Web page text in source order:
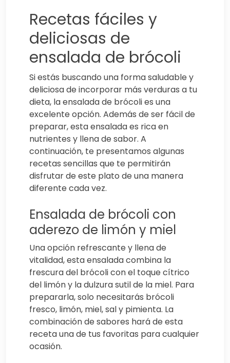
Recetas fáciles y
deliciosas de
ensalada de brócoli
Si estás buscando una forma saludable y
deliciosa de incorporar más verduras a tu
dieta, la ensalada de brócoli es una
excelente opción. Además de ser fácil de
preparar, esta ensalada es rica en
nutrientes y llena de sabor. A
continuación, te presentamos algunas
recetas sencillas que te permitirán
disfrutar de este plato de una manera
diferente cada vez.
Ensalada de brócoli con
aderezo de limón y miel
Una opción refrescante y llena de
vitalidad, esta ensalada combina la
frescura del brócoli con el toque cítrico
del limón y la dulzura sutil de la miel. Para
prepararla, solo necesitarás brócoli
fresco, limón, miel, sal y pimienta. La
combinación de sabores hará de esta
receta una de tus favoritas para cualquier
ocasión.